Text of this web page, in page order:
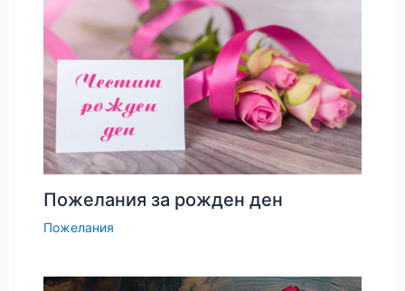
Пожелания за рожден ден
Пожелания